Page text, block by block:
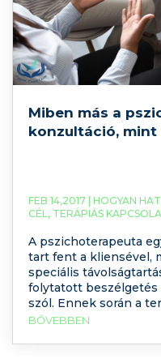
Miben más a
konzultáció, mint
FEB 14,2017 | HOGYAN HAT
CÉL , TERÁPIÁS
A pszichoterapeuta
tart fent a kliensével,
speciális
folytatott
szól. Ennek során a
általában háttérben
való tájékozódást
BŐVEBBEN